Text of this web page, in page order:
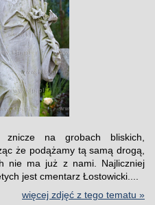
znicze na grobach bliskich,
że podążamy tą samą drogą,
nie ma już z nami. Najliczniej
jest cmentarz Łostowicki....
więcej zdjęć z tego tematu »